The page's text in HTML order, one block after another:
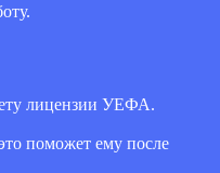
лицензии УЕФА.
поможет ему после